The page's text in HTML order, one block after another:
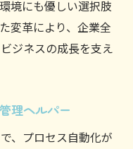
境にも優しい選択肢
変革により、企業全
ジネスの成長を支え
理ヘルパー
、プロセス自動化が